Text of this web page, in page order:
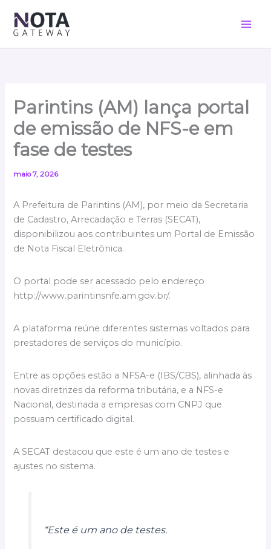
para
conteúdo
Parintins (AM) lança portal
de emissão de NFS-e em
fase de testes
maio 7, 2026
A Prefeitura de Parintins (AM), por meio da Secretaria
de Cadastro, Arrecadação e Terras (SECAT),
disponibilizou aos contribuintes um Portal de Emissão
de Nota Fiscal Eletrônica.
O portal pode ser acessado pelo endereço
http://www.parintinsnfe.am.gov.br/.
A plataforma reúne diferentes sistemas voltados para
prestadores de serviços do município.
Entre as opções estão a NFSA-e (IBS/CBS), alinhada às
novas diretrizes da reforma tributária, e a NFS-e
Nacional, destinada a empresas com CNPJ que
possuam certificado digital.
A SECAT destacou que este é um ano de testes e
ajustes no sistema.
“Este é um ano de testes.